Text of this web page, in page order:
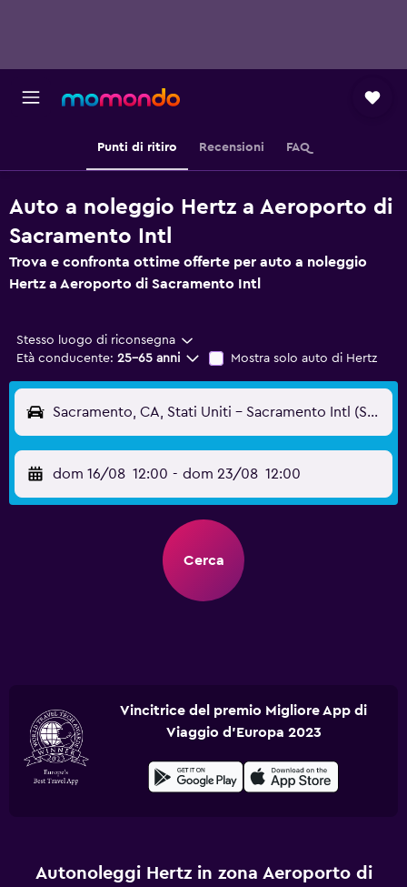
Punti di ritiro Recensioni FAQ
Auto a noleggio Hertz a Aeroporto di
Sacramento Intl
Trova e confronta ottime offerte per auto a noleggio
Hertz a Aeroporto di Sacramento Intl
Stesso luogo di riconsegna
Età conducente: 25-65 anni Mostra solo auto di Hertz
Sacramento, CA, Stati Uniti - Sacramento Intl (SMF)
dom 16/08 12:00 - dom 23/08 12:00
Cerca
Vincitrice del premio Migliore App di
Viaggio d'Europa 2023
Autonoleggi Hertz in zona Aeroporto di